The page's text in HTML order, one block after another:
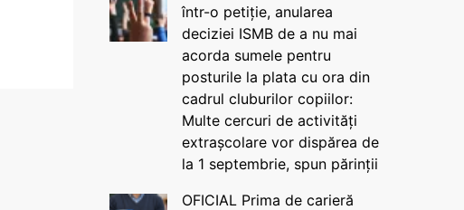
într-o petiție, anularea
deciziei ISMB de a nu mai
acorda sumele pentru
posturile la plata cu ora din
cadrul cluburilor copiilor:
Multe cercuri de activități
extrașcolare vor dispărea de
la 1 septembrie, spun părinții
OFICIAL Prima de carieră